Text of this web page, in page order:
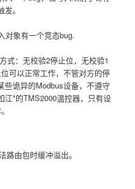
。
对象有一个竞态bug.
式：无校验2停止位，无校验1
可以正常工作，不管对方的停
些诡异的Modbus设备，不遵守
江*的TMS2000温控器，只有设
路由包时缓冲溢出。